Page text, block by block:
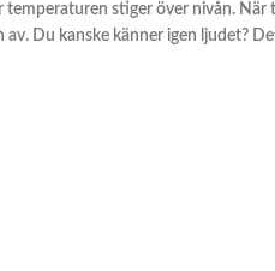
stiger över nivån. När
Du kanske känner igen ljudet?